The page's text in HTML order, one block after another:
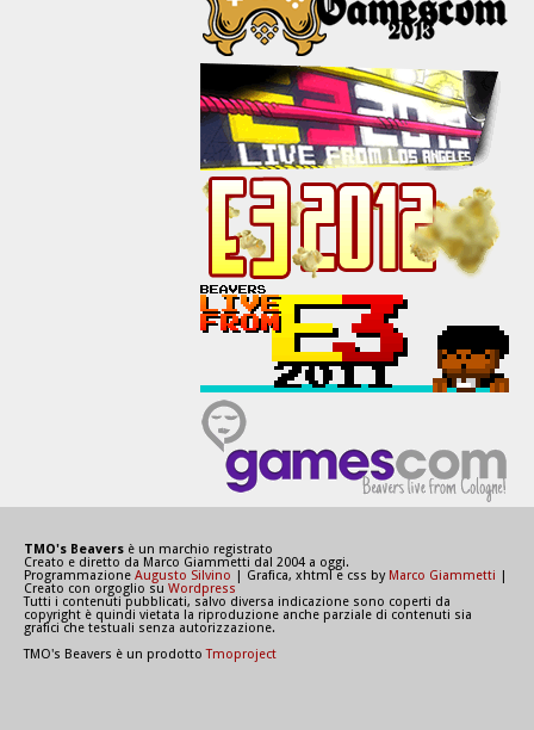
TMO's Beavers è un marchio registrato
Creato e diretto da Marco Giammetti dal 2004 a oggi.
Programmazione Augusto Silvino | Grafica, xhtml e css byMarco Giammetti
Creato con orgoglio su Wordpress
Tutti i contenuti pubblicati, salvo diversa indicazione sono coperti da
copyright è quindi vietata la riproduzione anche parziale di contenuti sia
grafici che testuali senza autorizzazione.
TMO's Beavers è un prodottoTmoproject